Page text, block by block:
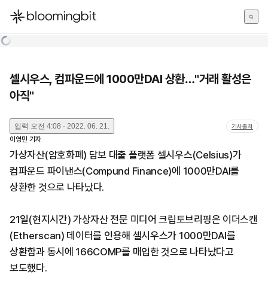
한국어
셀시우스, 컴파운드에 1000만DAI 상환…"거래 활성은
아직"
입력 오전 4:08 · 2022. 06. 21. 기사출처
이영민 기자
가상자산(암호화폐) 담보 대출 플랫폼 셀시우스(Celsius)가
컴파운드 파이낸스(Compund Finance)에 1000만DAI를
상환한 것으로 나타났다.
21일(현지시간) 가상자산 전문 미디어 크립토브리핑은 이더스캔
(Etherscan) 데이터를 인용해 셀시우스가 1000만DAI를
상환함과 동시에 166COMP를 매입한 것으로 나타났다고
보도했다.